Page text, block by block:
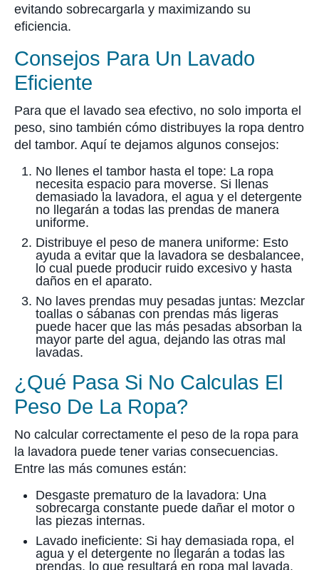
evitando sobrecargarla y maximizando su
eficiencia.
Consejos Para Un Lavado
Eficiente
Para que el lavado sea efectivo, no solo importa el
peso, sino también cómo distribuyes la ropa dentro
del tambor. Aquí te dejamos algunos consejos:
No llenes el tambor hasta el tope: La ropa
necesita espacio para moverse. Si llenas
demasiado la lavadora, el agua y el detergente
no llegarán a todas las prendas de manera
uniforme.
Distribuye el peso de manera uniforme: Esto
ayuda a evitar que la lavadora se desbalancee,
lo cual puede producir ruido excesivo y hasta
daños en el aparato.
No laves prendas muy pesadas juntas: Mezclar
toallas o sábanas con prendas más ligeras
puede hacer que las más pesadas absorban la
mayor parte del agua, dejando las otras mal
lavadas.
¿Qué Pasa Si No Calculas El
Peso De La Ropa?
No calcular correctamente el peso de la ropa para
la lavadora puede tener varias consecuencias.
Entre las más comunes están:
Desgaste prematuro de la lavadora: Una
sobrecarga constante puede dañar el motor o
las piezas internas.
Lavado ineficiente: Si hay demasiada ropa, el
agua y el detergente no llegarán a todas las
prendas, lo que resultará en ropa mal lavada.